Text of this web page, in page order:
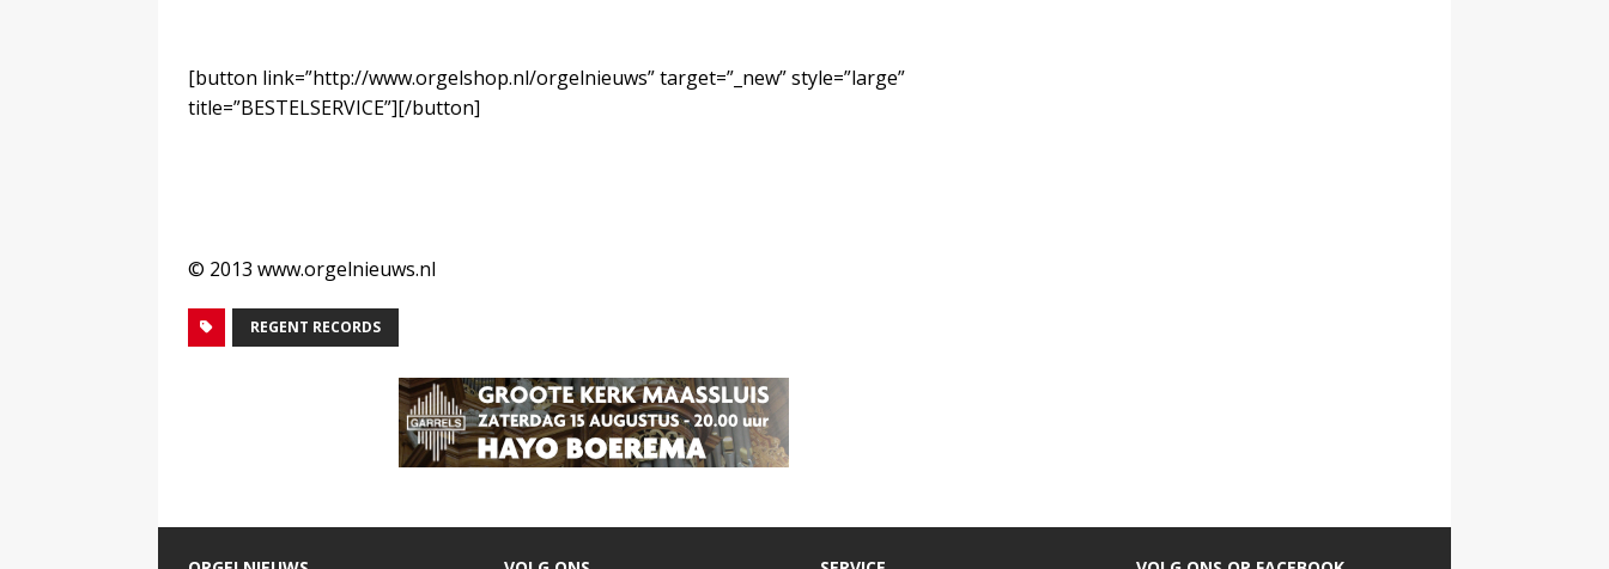
[button link=”http://www.orgelshop.nl/orgelnieuws” target=”_new” style=”large”
title=”BESTELSERVICE”][/button]
© 2013 www.orgelnieuws.nl
REGENT RECORDS